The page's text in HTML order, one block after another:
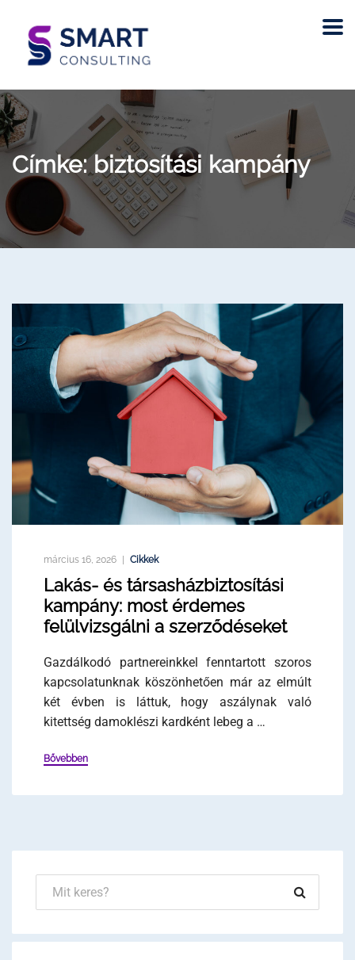
Címke: biztosítási kampány
március 16, 2026 Cikkek
Lakás- és társasházbiztosítási
kampány: most érdemes
felülvizsgálni a szerződéseket
Gazdálkodó partnereinkkel fenntartott szoros
kapcsolatunknak köszönhetően már az elmúlt
két évben is láttuk, hogy aszálynak való
kitettség damoklészi kardként lebeg a …
Bővebben